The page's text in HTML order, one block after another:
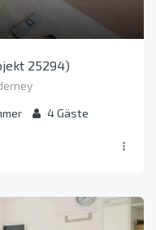
25294)
4Gäste